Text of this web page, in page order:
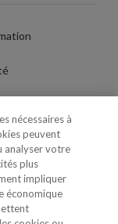
nécessaires à
peuvent
analyser votre
plus
impliquer
économique